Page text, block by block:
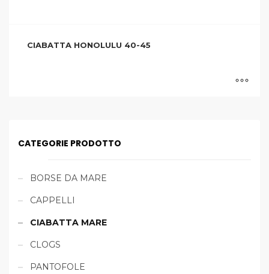
CIABATTA HONOLULU 40-45
CATEGORIE PRODOTTO
BORSE DA MARE
CAPPELLI
CIABATTA MARE
CLOGS
PANTOFOLE